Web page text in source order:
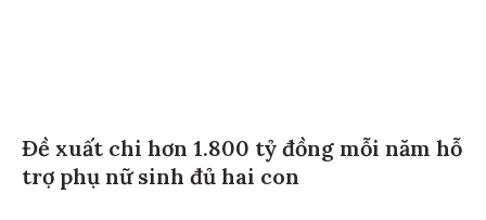
Đề xuất chi hơn 1.800 tỷ đồng mỗi năm hỗ
trợ phụ nữ sinh đủ hai con